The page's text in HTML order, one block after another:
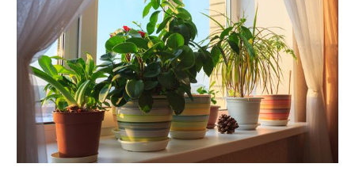
tener
una
suculenta
como
planta
decorativa